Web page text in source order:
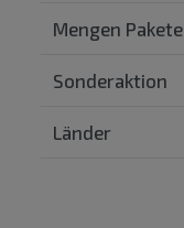
Mengen Pakete
Sonderaktion
Länder